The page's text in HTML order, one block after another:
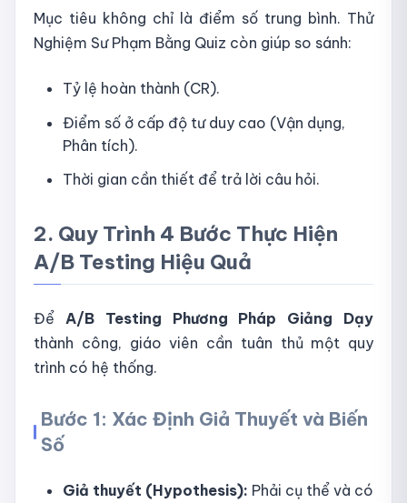
Mục tiêu không chỉ là điểm số trung bình. Thử
Nghiệm Sư Phạm Bằng Quiz còn giúp so sánh:
Tỷ lệ hoàn thành (CR).
Điểm số ở cấp độ tư duy cao (Vận dụng,
Phân tích).
Thời gian cần thiết để trả lời câu hỏi.
2. Quy Trình 4 Bước Thực Hiện
A/B Testing Hiệu Quả
Để A/B Testing Phương Pháp Giảng Dạy
thành công, giáo viên cần tuân thủ một quy
trình có hệ thống.
Bước 1: Xác Định Giả Thuyết và Biến
Số
Giả thuyết (Hypothesis): Phải cụ thể và có